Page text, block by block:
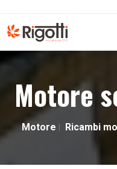
Motore
Motore Ricambi